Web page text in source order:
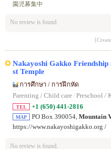
園児募集中
No review is found.
Nakayoshi Gakko
st Temple
การศึกษา / การฝึกหัด
Parenting / Child care/ Preschool /
TEL +1 (650) 441-2816
MAP PO Box 390054, Mountain
https://www.nakayoshigakko.org /
No review is found.